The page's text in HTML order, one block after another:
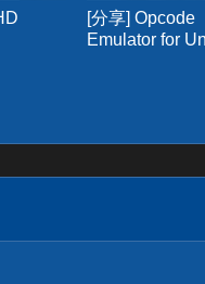
[分享] Opcode
Emulator for